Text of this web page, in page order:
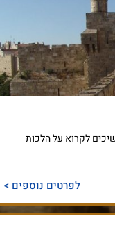
לקרוא על הלכות
לפרטים נוספים >